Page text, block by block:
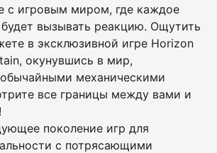
с игровым миром, где каждое
вызывать реакцию. Ощутить
в эксклюзивной игре Horizon
окунувшись в мир,
механическими
все границы между вами и
поколение игр для
с потрясающими